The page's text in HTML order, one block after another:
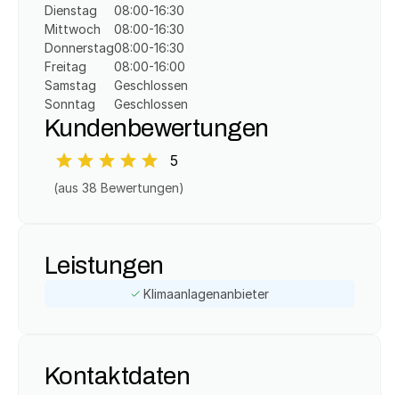
Dienstag
Mittwoch
Donnerstag
Freitag
Samstag
Sonntag
08:00-16:30
08:00-16:30
08:00-16:30
08:00-16:00
Geschlossen
Geschlossen
Kundenbewertungen
5
(aus 38 Bewertungen)
Leistungen
Klimaanlagenanbieter
Kontaktdaten